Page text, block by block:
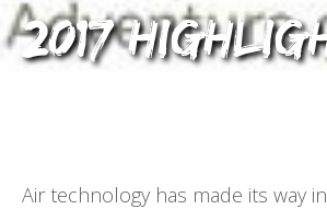
2017
Air technology has made its way